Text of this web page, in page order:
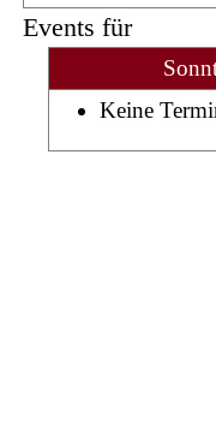
Events für
Keine